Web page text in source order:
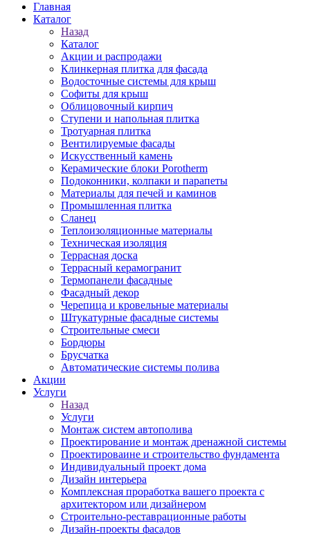
Главная
Каталог
Назад
Каталог
Акции и распродажи
Клинкерная плитка для фасада
Водосточные системы для крыш
Софиты для крыш
Облицовочный кирпич
Ступени и напольная плитка
Тротуарная плитка
Вентилируемые фасады
Искусственный камень
Керамические блоки Porotherm
Подоконники, колпаки и парапеты
Материалы для печей и каминов
Промышленная плитка
Сланец
Теплоизоляционные материалы
Техническая изоляция
Террасная доска
Террасный керамогранит
Термопанели фасадные
Фасадный декор
Черепица и кровельные материалы
Штукатурные фасадные системы
Строительные смеси
Бордюры
Брусчатка
Автоматические системы полива
Акции
Услуги
Назад
Услуги
Монтаж систем автополива
Проектирование и монтаж дренажной системы
Проектироваине и строительство фундамента
Индивидуальный проект дома
Дизайн интерьера
Комплексная проработка вашего проекта с
архитектором или дизайнером
Строительно-реставрационные работы
Дизайн-проекты фасадов